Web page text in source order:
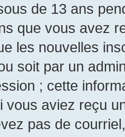
de 13 ans
que vous avez
les nouvelles
soit par un
; cette
vous aviez reçu
pas de